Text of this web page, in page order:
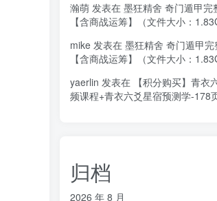
瀚萌 发表在 墨狂精舍 奇门遁甲完
【含商战运筹】（文件大小：
mike 发表在 墨狂精舍 奇门遁甲
【含商战运筹】（文件大小：
yaerlin 发表在 【积分购买】青衣
频课程+青衣六爻星宿预测学-178
归档
2026 年 8 月